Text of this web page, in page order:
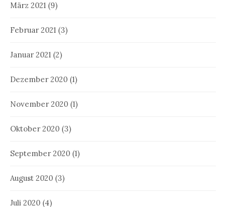
März 2021 (9)
Februar 2021 (3)
Januar 2021 (2)
Dezember 2020 (1)
November 2020 (1)
Oktober 2020 (3)
September 2020 (1)
August 2020 (3)
Juli 2020 (4)